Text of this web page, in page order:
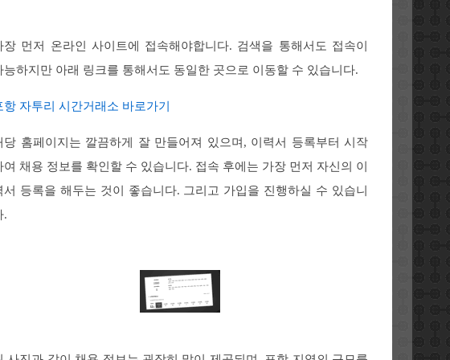
장 먼저 온라인 사이트에 접속해야합니다. 검색을 통해서도 접속이
능하지만 아래 링크를 통해서도 동일한 곳으로 이동할 수 있습니다.
항 자투리 시간거래소 바로가기
당 홈페이지는 깔끔하게 잘 만들어져 있으며, 이력서 등록부터 시작
여 채용 정보를 확인할 수 있습니다. 접속 후에는 가장 먼저 자신의 이
서 등록을 해두는 것이 좋습니다. 그리고 가입을 진행하실 수 있습니
.